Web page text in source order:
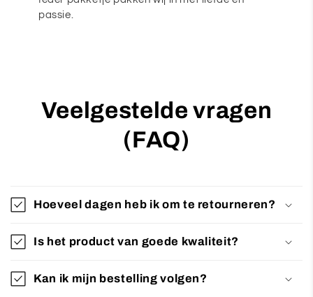
passie.
Veelgestelde vragen
(FAQ)
Hoeveel dagen heb ik om te retourneren?
Is het product van goede kwaliteit?
Kan ik mijn bestelling volgen?